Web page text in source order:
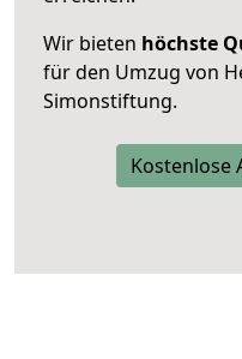
Wir bieten höchste
für den Umzug von
Simonstiftung.
Kostenlose